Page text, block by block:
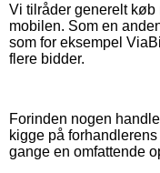
Vi tilråder generelt køb
mobilen. Som en
som for eksempel
flere bidder.
Forinden nogen
kigge på
gange en omfattende